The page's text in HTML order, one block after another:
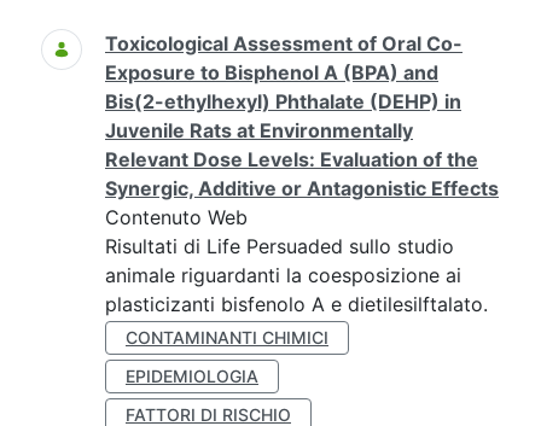
Toxicological Assessment of Oral Co-
Exposure to Bisphenol A (BPA) and
Bis(2-ethylhexyl) Phthalate (DEHP) in
Juvenile Rats at Environmentally
Relevant Dose Levels: Evaluation of the
Synergic, Additive or Antagonistic Effects
Contenuto Web
Risultati di Life Persuaded sullo studio
animale riguardanti la coesposizione ai
plasticizanti bisfenolo A e dietilesilftalato.
CONTAMINANTI CHIMICI
EPIDEMIOLOGIA
FATTORI DI RISCHIO